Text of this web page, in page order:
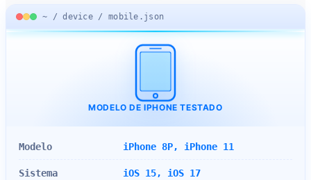
~ / device / mobile.json
MODELO DE IPHONE TESTADO
Modelo iPhone 8P, iPhone 11
Sistema iOS 15, iOS 17